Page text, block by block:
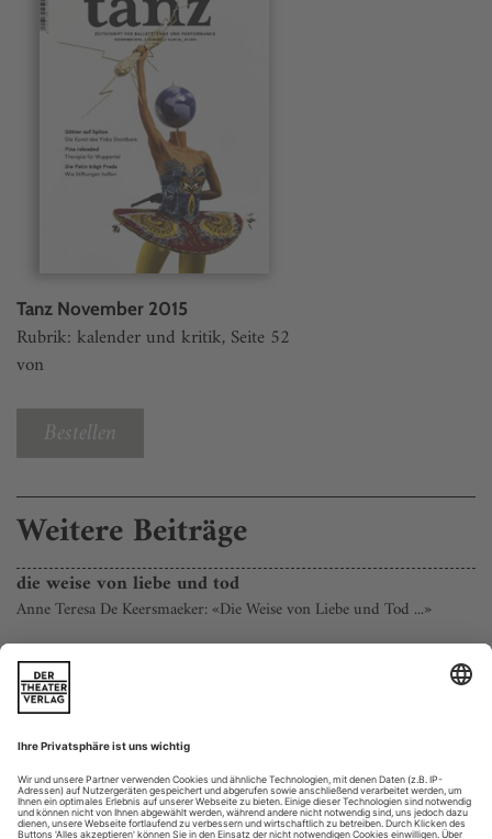
Tanz November 2015
Rubrik: kalender und kritik, Seite 52
von
Bestellen
Weitere Beiträge
die weise von liebe und tod
Anne Teresa De Keersmaeker: «Die Weise von Liebe und Tod ...»
Johan Simons, der bisherige Intendant der Münchner
Kammerspiele, nun Intendant der «Ruhrtriennale», liebt den
Tanz. Er war selbst einmal Tänzer. Den nachhaltigen
Keersmaeker. Sie modulierte aus Rainer Maria Rilkes fiebrigem
Prosa-Poem «Die Weise von Liebe und Tod des Cornets
Christoph Rilke» ein...